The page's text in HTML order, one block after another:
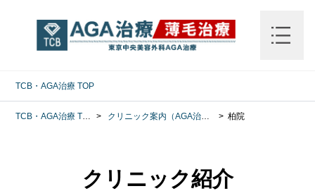
TCB・AGA治療 TOP
TCB・AGA治療 TOP クリニック案内（AGA治療） 柏院
クリニック紹介